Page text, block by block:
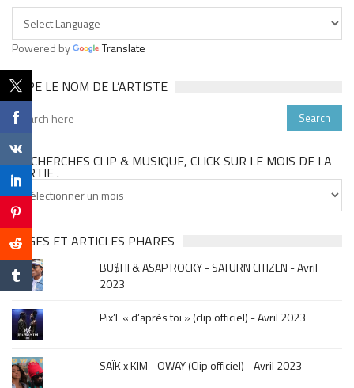
Powered by Translate
TAPE LE NOM DE L’ARTISTE
TU CHERCHES CLIP & MUSIQUE, CLICK SUR LE MOIS DE LA
SORTIE .
Tu
cherches
clip
&
musique,
click
sur
le
mois
de
la
sortie
PAGES ET ARTICLES PHARES
BU$HI & ASAP ROCKY - SATURN CITIZEN - Avril
2023
Pix’l « d’après toi » (clip officiel) - Avril 2023
SAÏK x KIM - OWAY (Clip officiel) - Avril 2023